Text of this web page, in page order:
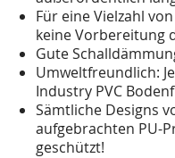
Für eine Vielzahl
keine Vorbereitung
Gute
Umweltfreundlich:
Industry PVC
Sämtliche Designs
aufgebrachten PU-
geschützt!